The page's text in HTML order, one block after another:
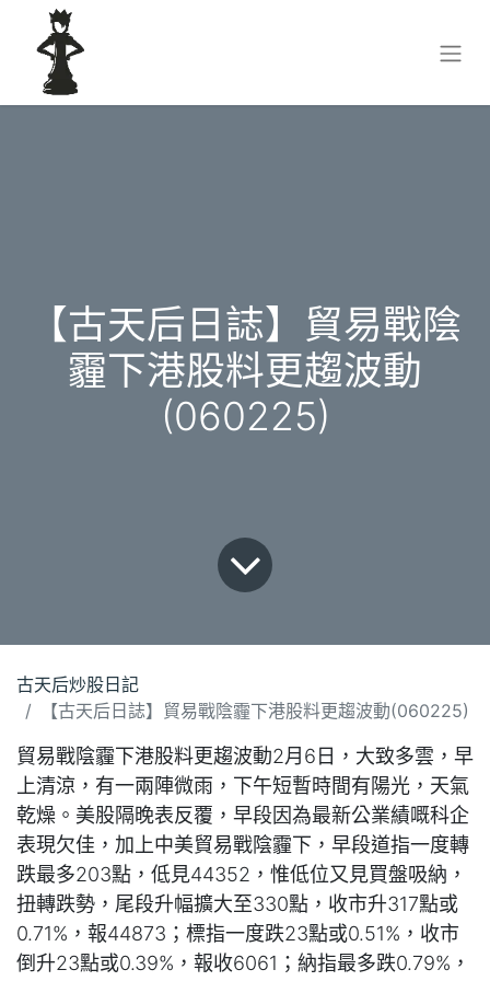
【古天后日誌】貿易戰陰
霾下港股料更趨波動
(060225)
古天后炒股日記
【古天后日誌】貿易戰陰霾下港股料更趨波動(060225)
貿易戰陰霾下港股料更趨波動2月6日，大致多雲，早
上清涼，有一兩陣微雨，下午短暫時間有陽光，天氣
乾燥。美股隔晚表反覆，早段因為最新公業績嘅科企
表現欠佳，加上中美貿易戰陰霾下，早段道指一度轉
跌最多203點，低見44352，惟低位又見買盤吸納，
扭轉跌勢，尾段升幅擴大至330點，收市升317點或
0.71%，報44873；標指一度跌23點或0.51%，收市
倒升23點或0.39%，報收6061；納指最多跌0.79%，